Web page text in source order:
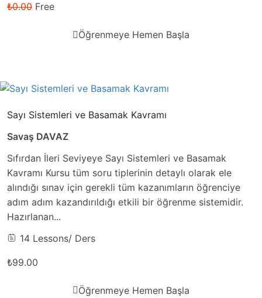
₺0.00 Free
Öğrenmeye Hemen Başla
Sayı Sistemleri ve Basamak Kavramı
Savaş DAVAZ
Sıfırdan İleri Seviyeye Sayı Sistemleri ve Basamak
Kavramı Kursu tüm soru tiplerinin detaylı olarak ele
alındığı sınav için gerekli tüm kazanımların öğrenciye
adım adım kazandırıldığı etkili bir öğrenme sistemidir.
Hazırlanan...
14 Lessons/ Ders
₺99.00
Öğrenmeye Hemen Başla